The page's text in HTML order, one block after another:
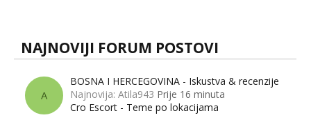
NAJNOVIJI FORUM POSTOVI
A
BOSNA I HERCEGOVINA - Iskustva & recenzije
Najnovija: Atila943 Prije 16 minuta
Cro Escort - Teme po lokacijama